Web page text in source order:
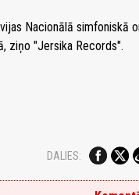
Nacionālā simfoniskā
ziņo "Jersika Records".
DALIES: